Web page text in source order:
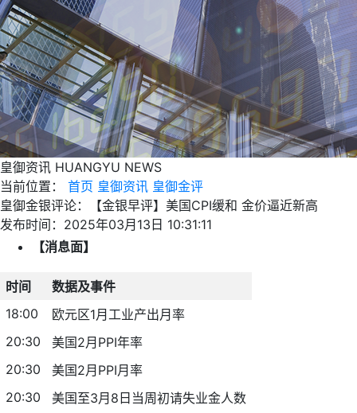
皇御资讯 HUANGYU NEWS
当前位置：
首页 皇御资讯 皇御金评
皇御金银评论：【金银早评】美国CPI缓和 金价逼近新高
发布时间：2025年03月13日 10:31:11
【消息面】
时间
数据及事件
18:00
欧元区1月工业产出月率
20:30
美国2月PPI年率
20:30
美国2月PPI月率
20:30
美国至3月8日当周初请失业金人数